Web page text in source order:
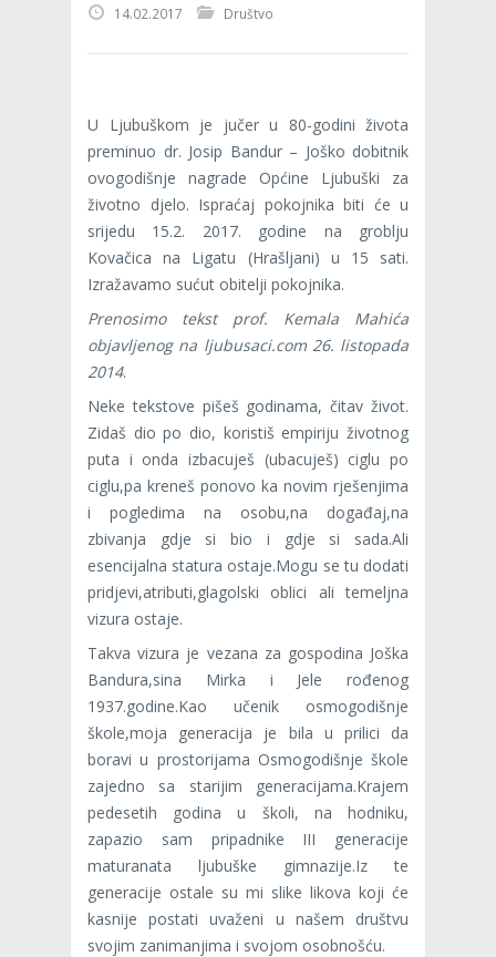
14.02.2017 Društvo
U Ljubuškom je jučer u 80-godini života
preminuo dr. Josip Bandur – Joško dobitnik
ovogodišnje nagrade Općine Ljubuški za
životno djelo. Ispraćaj pokojnika biti će u
srijedu 15.2. 2017. godine na groblju
Kovačica na Ligatu (Hrašljani) u 15 sati.
Izražavamo sućut obitelji pokojnika.
Prenosimo tekst prof. Kemala Mahića
objavljenog na ljubusaci.com 26. listopada
2014.
Neke tekstove pišeš godinama, čitav život.
Zidaš dio po dio, koristiš empiriju životnog
puta i onda izbacuješ (ubacuješ) ciglu po
ciglu,pa kreneš ponovo ka novim rješenjima
i pogledima na osobu,na događaj,na
zbivanja gdje si bio i gdje si sada.Ali
esencijalna statura ostaje.Mogu se tu dodati
pridjevi,atributi,glagolski oblici ali temeljna
vizura ostaje.
Takva vizura je vezana za gospodina Joška
Bandura,sina Mirka i Jele rođenog
1937.godine.Kao učenik osmogodišnje
škole,moja generacija je bila u prilici da
boravi u prostorijama Osmogodišnje škole
zajedno sa starijim generacijama.Krajem
pedesetih godina u školi, na hodniku,
zapazio sam pripadnike III generacije
maturanata ljubuške gimnazije.Iz te
generacije ostale su mi slike likova koji će
kasnije postati uvaženi u našem društvu
svojim zanimanjima i svojom osobnošću.